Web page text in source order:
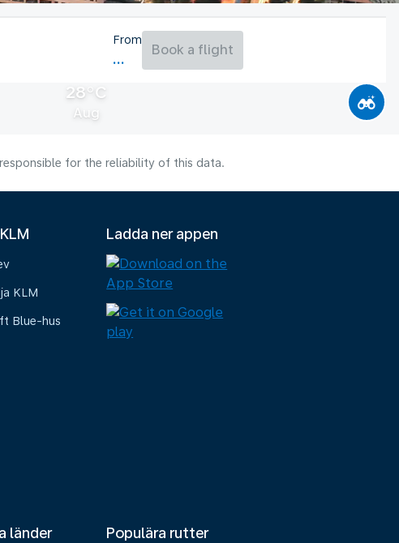
28°C
Aug
From
Book a flight
for the reliability of this data.
KLM
Blue-hus
Ladda ner appen
länder Populära rutter